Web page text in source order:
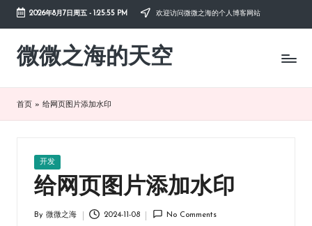
Skip
content
2026年8月7日周五- 1:25:55 PM 欢迎访问微微之海的个人博客网站
微微之海的天空
diysky.cn
享
首页 » 给网页图片添加水印
Posted
in
开发
给网页图片添加水印
By 微微之海 2024-11-08 No Comments